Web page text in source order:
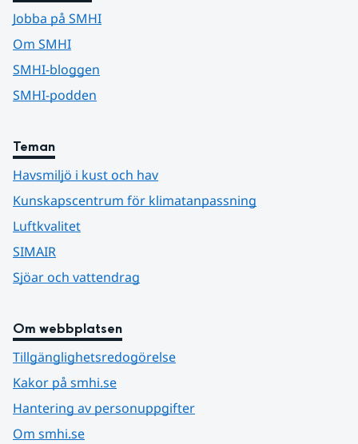
Jobba på SMHI
Om SMHI
SMHI-bloggen
SMHI-podden
Teman
Havsmiljö i kust och hav
Kunskapscentrum för klimatanpassning
Luftkvalitet
SIMAIR
Sjöar och vattendrag
Om webbplatsen
Tillgänglighetsredogörelse
Kakor på smhi.se
Hantering av personuppgifter
Om smhi.se